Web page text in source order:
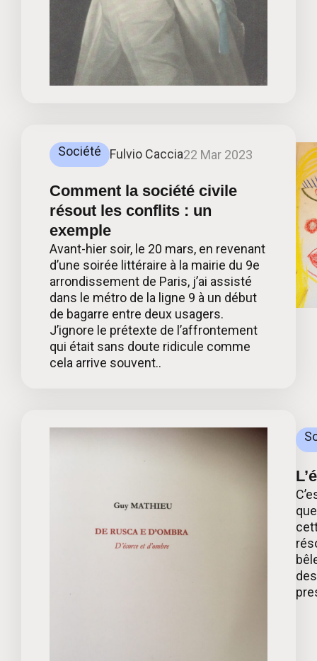
Société Fulvio Caccia22 Mar 2023
Comment la société civile
résout les conflits : un
exemple
Avant-hier soir, le 20 mars, en revenant
d’une soirée littéraire à la mairie du 9e
arrondissement de Paris, j’ai assisté
dans le métro de la ligne 9 à un début
de bagarre entre deux usagers.
J’ignore le prétexte de l’affrontement
qui était sans doute ridicule comme
cela arrive souvent..